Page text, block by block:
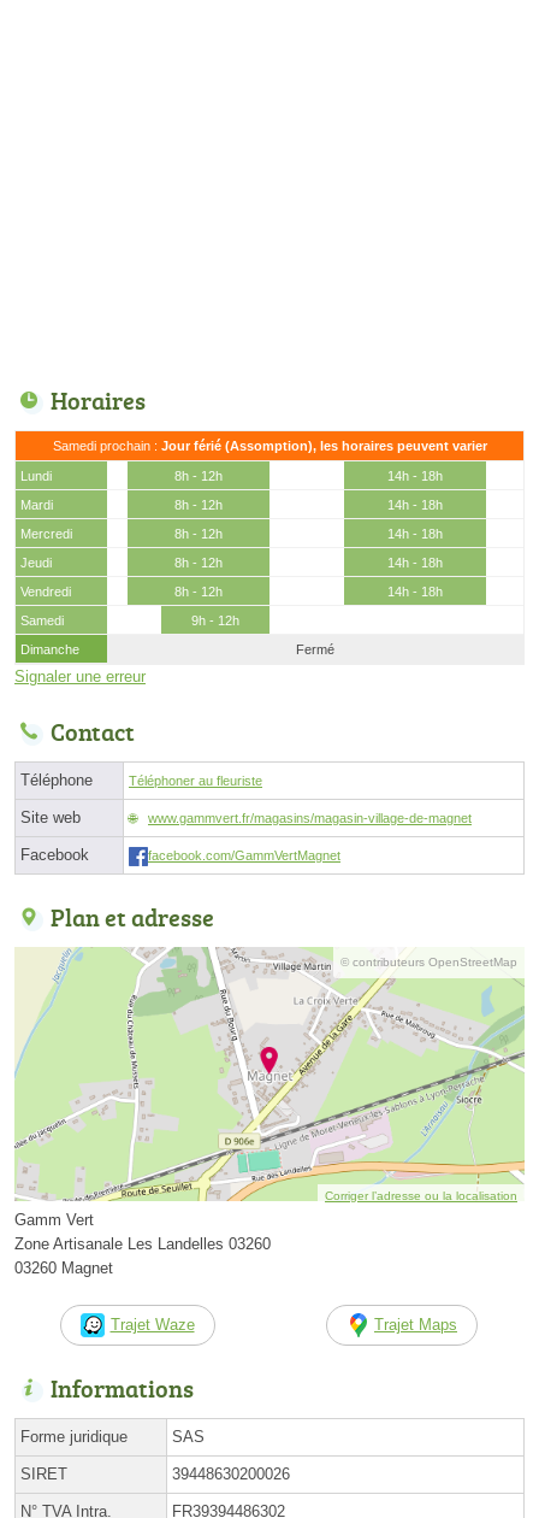
Horaires
Samedi prochain : Jour férié (Assomption), les horaires peuvent varier
Lundi 8h - 12h
14h - 18h
Mardi
8h - 12h
14h - 18h
Mercredi
8h - 12h
14h - 18h
Jeudi
8h - 12h
14h - 18h
Vendredi
8h - 12h
14h - 18h
Samedi
9h - 12h
Dimanche
Fermé
Signaler une erreur
Contact
Téléphone Téléphoner au fleuriste
Site web www.gammvert.fr/magasins/magasin-village-de-magnet
Facebook facebook.com/GammVertMagnet
Plan et adresse
© contributeurs OpenStreetMap
Corriger l’adresse ou la localisation
Gamm Vert
Zone Artisanale Les Landelles 03260
03260 Magnet
Trajet Waze Trajet Maps
Informations
Forme juridique SAS
SIRET 39448630200026
N° TVA Intra. FR39394486302